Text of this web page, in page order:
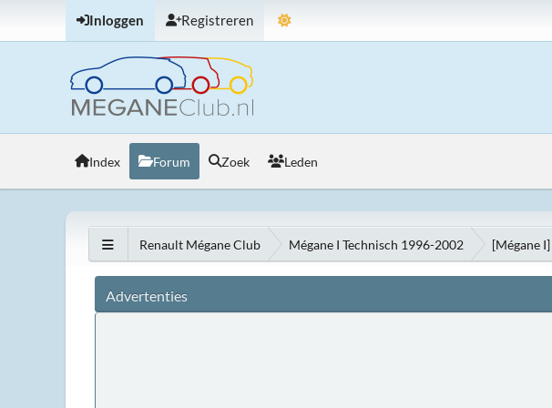
Inloggen Registreren
Index Forum Zoek Leden
Renault Mégane Club Mégane I Technisch 1996-2002 [Mégane
Advertenties